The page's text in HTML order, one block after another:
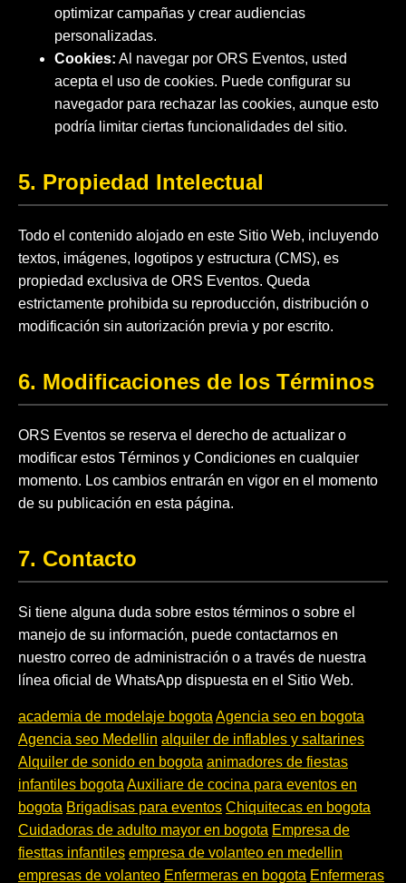
optimizar campañas y crear audiencias
personalizadas.
Cookies: Al navegar por ORS Eventos, usted
acepta el uso de cookies. Puede configurar su
navegador para rechazar las cookies, aunque esto
podría limitar ciertas funcionalidades del sitio.
5. Propiedad Intelectual
Todo el contenido alojado en este Sitio Web, incluyendo
textos, imágenes, logotipos y estructura (CMS), es
propiedad exclusiva de ORS Eventos. Queda
estrictamente prohibida su reproducción, distribución o
modificación sin autorización previa y por escrito.
6. Modificaciones de los Términos
ORS Eventos se reserva el derecho de actualizar o
modificar estos Términos y Condiciones en cualquier
momento. Los cambios entrarán en vigor en el momento
de su publicación en esta página.
7. Contacto
Si tiene alguna duda sobre estos términos o sobre el
manejo de su información, puede contactarnos en
nuestro correo de administración o a través de nuestra
línea oficial de WhatsApp dispuesta en el Sitio Web.
academia de modelaje bogota Agencia seo en bogota
Agencia seo Medellin alquiler de inflables y saltarines
Alquiler de sonido en bogota animadores de fiestas
infantiles bogota Auxiliare de cocina para eventos en
bogota Brigadisas para eventos Chiquitecas en bogota
Cuidadoras de adulto mayor en bogota Empresa de
fiesttas infantiles empresa de volanteo en medellin
empresas de volanteo Enfermeras en bogota Enfermeras